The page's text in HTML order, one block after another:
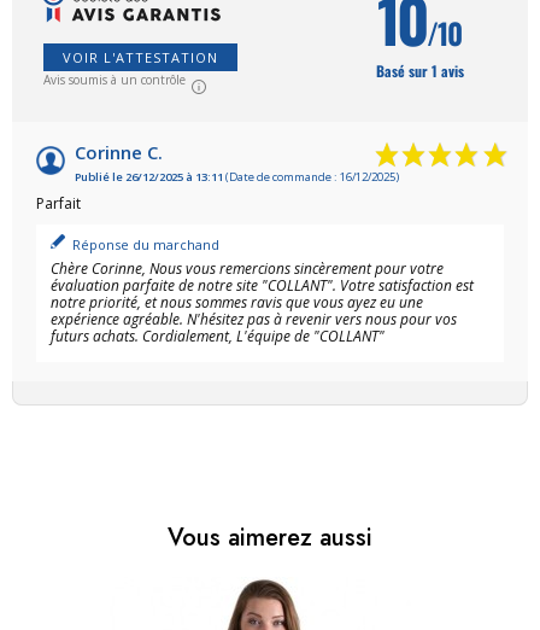
VOIR L'ATTESTATION
Avis soumis à un contrôle
10/10
Basé sur 1 avis
Corinne C.
Publié le 26/12/2025 à 13:11 (Date de commande : 16/12/2025)
Parfait
Réponse du marchand
Chère Corinne, Nous vous remercions sincèrement pour votre
évaluation parfaite de notre site "COLLANT". Votre satisfaction est
notre priorité, et nous sommes ravis que vous ayez eu une
expérience agréable. N'hésitez pas à revenir vers nous pour vos
futurs achats. Cordialement, L'équipe de "COLLANT"
Vous aimerez aussi